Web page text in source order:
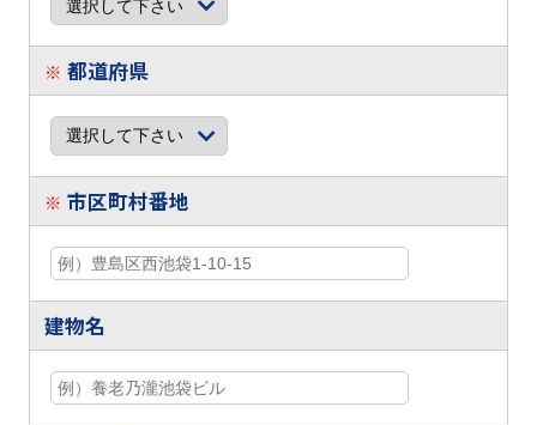
※ 都道府県
※ 市区町村番地
建物名